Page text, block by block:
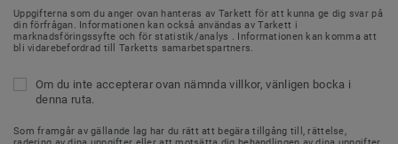
Uppgifterna som du anger ovan hanteras av Tarkett för att kunna ge dig svar på
din förfrågan. Informationen kan också användas av Tarkett i
marknadsföringssyfte och för statistik/analys . Informationen kan komma att
bli vidarebefordrad till Tarketts samarbetspartners.
Om du inte accepterar ovan nämnda villkor, vänligen bocka i
denna ruta.
Som framgår av gällande lag har du rätt att begära tillgång till, rättelse,